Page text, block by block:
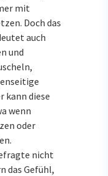
mit
Doch das
auch
und
kann diese
wenn
oder
nicht
das Gefühl,